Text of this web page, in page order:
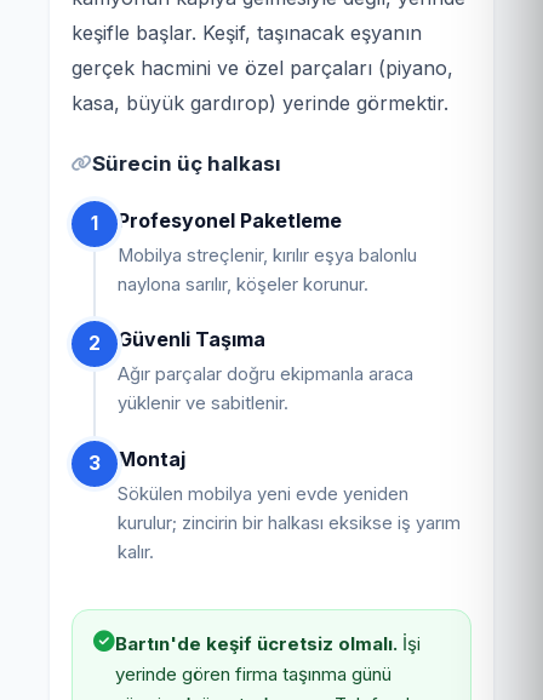
keşifle başlar. Keşif, taşınacak eşyanın
gerçek hacmini ve özel parçaları (piyano,
kasa, büyük gardırop) yerinde görmektir.
Sürecin üç halkası
1 Profesyonel Paketleme
Mobilya streçlenir, kırılır eşya balonlu
naylona sarılır, köşeler korunur.
2 Güvenli Taşıma
Ağır parçalar doğru ekipmanla araca
yüklenir ve sabitlenir.
3 Montaj
Sökülen mobilya yeni evde yeniden
kurulur; zincirin bir halkası eksikse iş yarım
kalır.
Bartın'de keşif ücretsiz olmalı. İşi
yerinde gören firma taşınma günü